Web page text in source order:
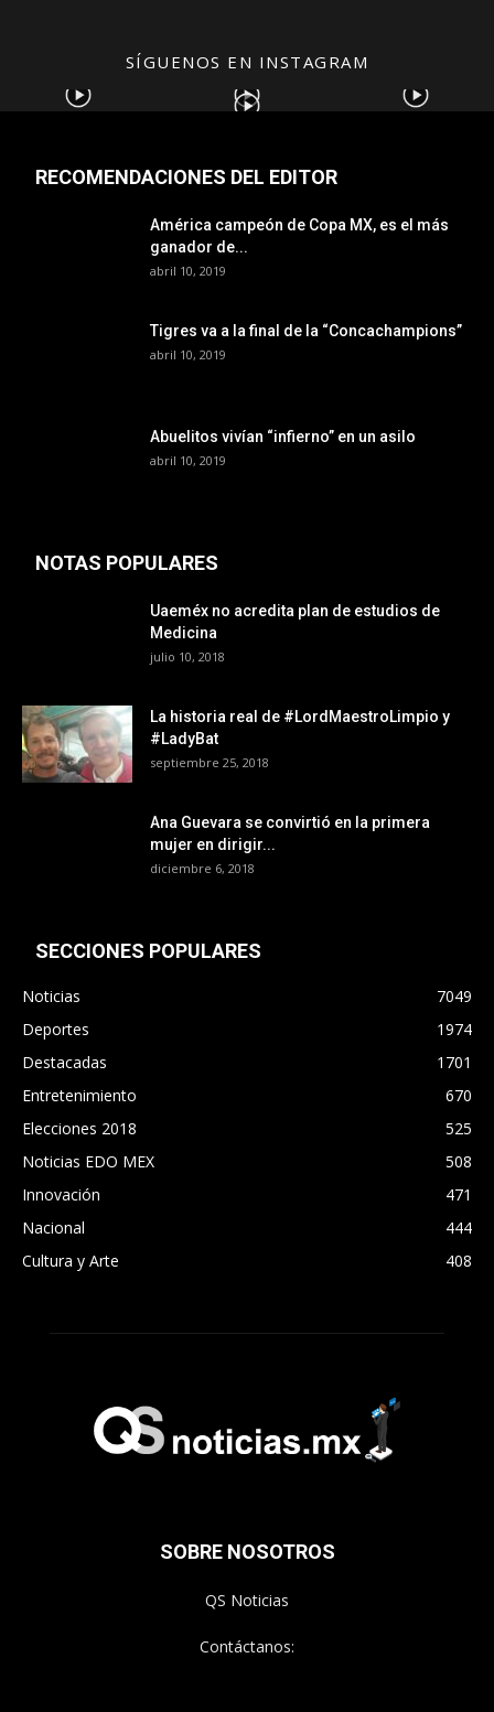
SÍGUENOS EN INSTAGRAM
RECOMENDACIONES DEL EDITOR
América campeón de Copa MX, es el más
ganador de...
abril 10, 2019
Tigres va a la final de la “Concachampions”
abril 10, 2019
Abuelitos vivían “infierno” en un asilo
abril 10, 2019
NOTAS POPULARES
Uaeméx no acredita plan de estudios de
Medicina
julio 10, 2018
La historia real de #LordMaestroLimpio y
#LadyBat
septiembre 25, 2018
Ana Guevara se convirtió en la primera
mujer en dirigir...
diciembre 6, 2018
SECCIONES POPULARES
Noticias
7049
Deportes
1974
Destacadas
1701
Entretenimiento
670
Elecciones 2018
525
Noticias EDO MEX
508
Innovación
471
Nacional
444
Cultura y Arte
408
SOBRE NOSOTROS
QS Noticias
Contáctanos: